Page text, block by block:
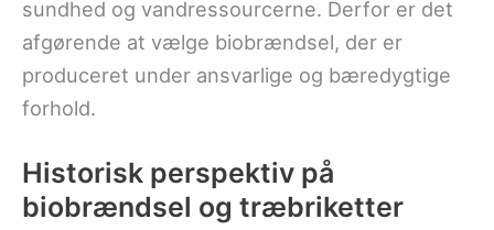
sundhed og vandressourcerne. Derfor er det
afgørende at vælge biobrændsel, der er
produceret under ansvarlige og bæredygtige
forhold.
Historisk perspektiv på
biobrændsel og træbriketter